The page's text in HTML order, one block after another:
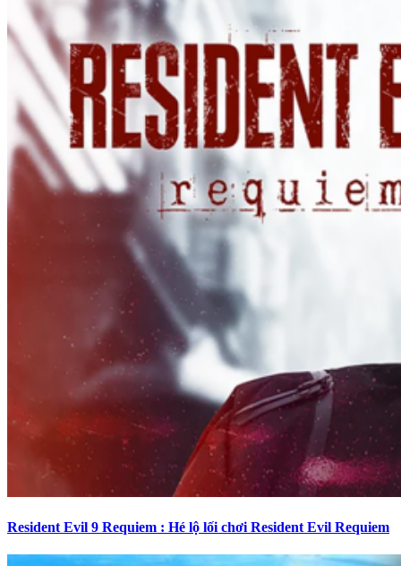
Resident Evil 9 Requiem : Hé lộ lối chơi Resident Evil Requiem